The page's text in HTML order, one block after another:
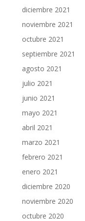
diciembre 2021
noviembre 2021
octubre 2021
septiembre 2021
agosto 2021
julio 2021
junio 2021
mayo 2021
abril 2021
marzo 2021
febrero 2021
enero 2021
diciembre 2020
noviembre 2020
octubre 2020